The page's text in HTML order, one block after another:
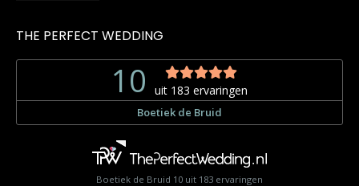
THE PERFECT WEDDING
Boetiek de Bruid 10 uit 183 ervaringen